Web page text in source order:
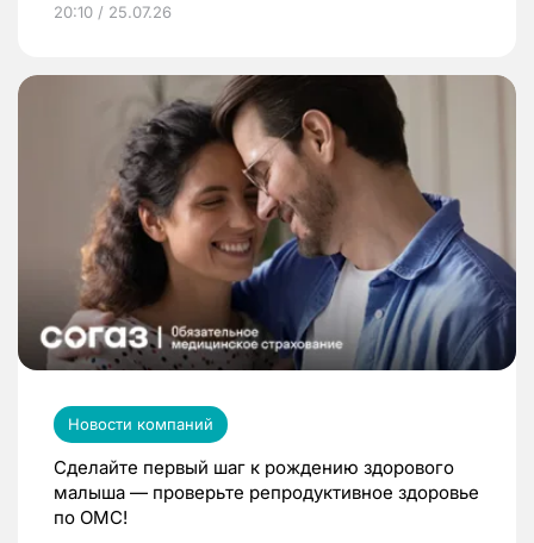
20:10 / 25.07.26
Новости компаний
Сделайте первый шаг к рождению здорового
малыша — проверьте репродуктивное здоровье
по ОМС!